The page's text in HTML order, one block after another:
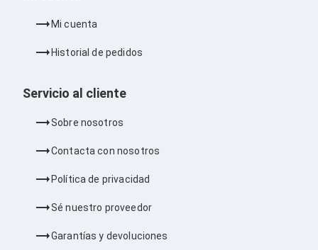
Accesorios para Cables
Conectores
Herramientas para Cables
Pinzas Ponchadoras
Probadores de Cable
Cortadoras de Cable
Protectores para Cables
Cables para Impresoras
Cableado Estructurado
Sujetadores de Cables
Cinchos
Adaptadores
Adaptadores PC
Mi cuenta
Historial de pedidos
Servicio al cliente
Sobre nosotros
Contacta con nosotros
Política de privacidad
Sé nuestro proveedor
Garantías y devoluciones